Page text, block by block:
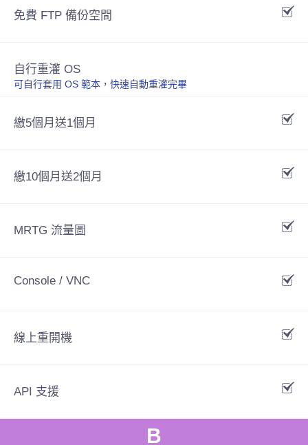
免費 FTP 備份空間
自行重灌 OS
可自行套用 OS 範本，快速自動重灌完畢
繳5個月送1個月
繳10個月送2個月
MRTG 流量圖
Console / VNC
線上重開機
API 支援
B